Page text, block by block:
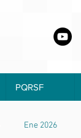
PQRSF
Ene 2026